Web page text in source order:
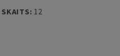
: 12